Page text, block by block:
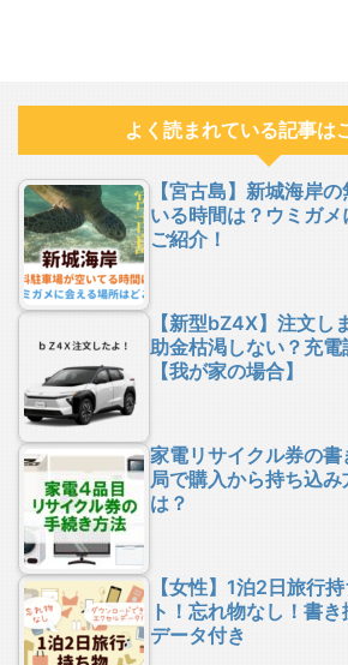
よく読まれている記事は
【宮古島】新城海岸
いる時間は？ウミガ
ご紹介！
【新型bZ4X】注文し
助金枯渇しない？充電
【我が家の場合】
家電リサイクル券の
局で購入から持ち込
は？
【女性】1泊2日旅行
ト！忘れ物なし！書
データ付き